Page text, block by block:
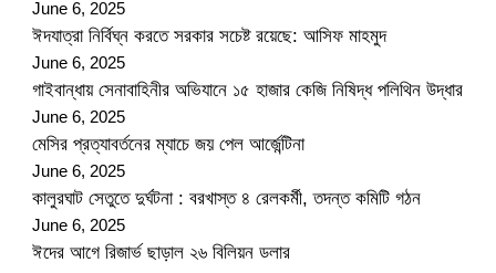
June 6, 2025
ঈদযাত্রা নির্বিঘ্ন করতে সরকার সচেষ্ট রয়েছে: আসিফ মাহমুদ
June 6, 2025
গাইবান্ধায় সেনাবাহিনীর অভিযানে ১৫ হাজার কেজি নিষিদ্ধ পলিথিন উদ্ধার
June 6, 2025
মেসির প্রত্যাবর্তনের ম্যাচে জয় পেল আর্জেন্টিনা
June 6, 2025
কালুরঘাট সেতুতে দুর্ঘটনা : বরখাস্ত ৪ রেলকর্মী, তদন্ত কমিটি গঠন
June 6, 2025
ঈদের আগে রিজার্ভ ছাড়াল ২৬ বিলিয়ন ডলার